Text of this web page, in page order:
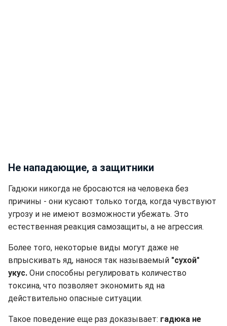
Не нападающие, а защитники
Гадюки никогда не бросаются на человека без
причины - они кусают только тогда, когда чувствуют
угрозу и не имеют возможности убежать. Это
естественная реакция самозащиты, а не агрессия.
Более того, некоторые виды могут даже не
впрыскивать яд, нанося так называемый "сухой"
укус. Они способны регулировать количество
токсина, что позволяет экономить яд на
действительно опасные ситуации.
Такое поведение еще раз доказывает: гадюка не